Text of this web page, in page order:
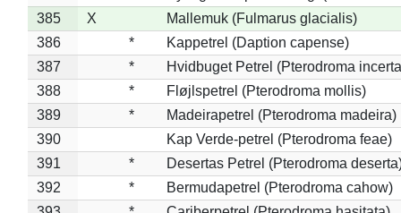
385
X
Mallemuk (Fulmarus glacialis)
386
*
Kappetrel (Daption capense)
387
*
Hvidbuget Petrel (Pterodroma
388
*
Fløjlspetrel (Pterodroma mollis)
389
*
Madeirapetrel (Pterodroma madeira)
390
Kap Verde-petrel (Pterodroma feae)
391
*
Desertas Petrel (Pterodroma
392
*
Bermudapetrel (Pterodroma cahow)